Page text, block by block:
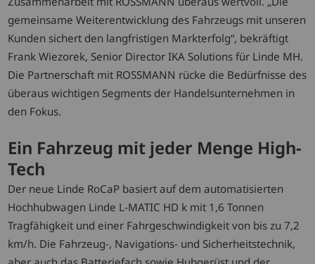
gemeinsame Weiterentwicklung des Fahrzeugs mit unseren
Kunden sichert den langfristigen Markterfolg“, bekräftigt
Frank Wiezorek, Senior Director IKA Solutions für Linde MH.
Die Partnerschaft mit ROSSMANN rücke die Bedürfnisse des
überaus wichtigen Segments der Handelsunternehmen in
den Fokus.
Ein Fahrzeug mit jeder Menge High-
Tech
Der neue Linde RoCaP basiert auf dem automatisierten
Hochhubwagen Linde L-MATIC HD k mit 1,6 Tonnen
Tragfähigkeit und einer Fahrgeschwindigkeit von bis zu 7,2
km/h. Die Fahrzeug-, Navigations- und Sicherheitstechnik,